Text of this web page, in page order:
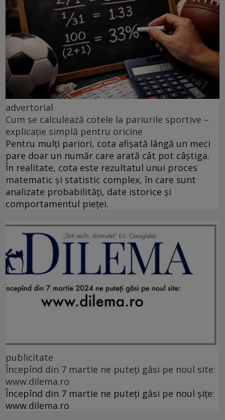
advertorial
Cum se calculează cotele la pariurile sportive –
explicație simplă pentru oricine
Pentru mulți pariori, cota afișată lângă un meci
pare doar un număr care arată cât pot câștiga.
În realitate, cota este rezultatul unui proces
matematic și statistic complex, în care sunt
analizate probabilități, date istorice și
comportamentul pieței.
publicitate
Începînd din 7 martie ne puteți găsi pe noul site:
www.dilema.ro
Începînd din 7 martie ne puteți găsi pe noul șițe:
www.dilema.ro